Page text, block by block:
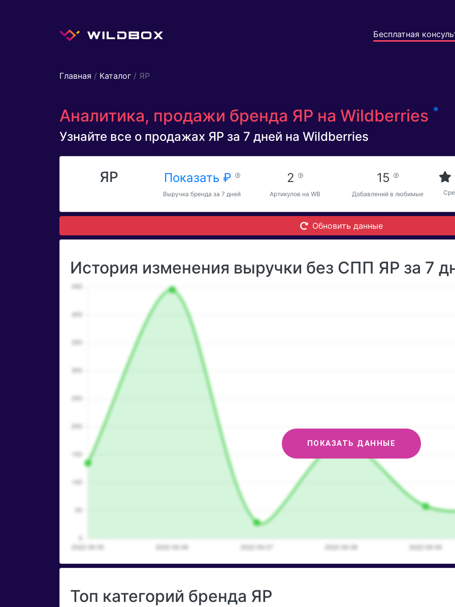
Бесплатная
Главная / Каталог / ЯР
Аналитика, продажи бренда ЯР на Wildberries *
Узнайте все о продажах ЯР за 7 дней на Wildberries
ЯР Показать ₽
Выручка бренда за 7 дней
2
Артикулов на WB
15
Добавлений в любимые
Обновить данные
История изменения выручки без СПП ЯР за 7
ПОКАЗАТЬ ДАННЫЕ
Топ категорий бренда ЯР